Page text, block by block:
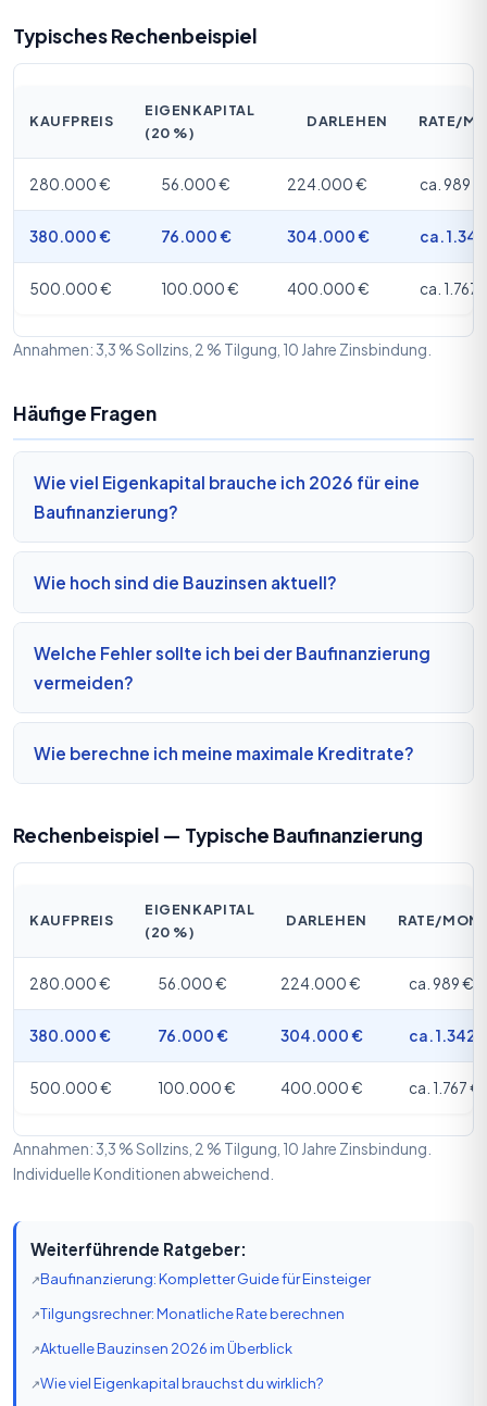
Typisches Rechenbeispiel
KAUFPREIS
EIGENKAPITAL
(20 %)
DARLEHEN RATE/
280.000 € 56.000 € 224.000 € ca. 989 €
380.000 € 76.000 € 304.000 € ca.
500.000 € 100.000 € 400.000 € ca. 1.767
Annahmen: 3,3 % Sollzins, 2 % Tilgung, 10 Jahre Zinsbindung.
Häufige Fragen
Wie viel Eigenkapital brauche ich 2026 für eine
Baufinanzierung?
Wie hoch sind die Bauzinsen aktuell?
Welche Fehler sollte ich bei der Baufinanzierung
vermeiden?
Wie berechne ich meine maximale Kreditrate?
Rechenbeispiel — Typische Baufinanzierung
KAUFPREIS
EIGENKAPITAL
(20 %)
DARLEHEN RATE/
280.000 € 56.000 € 224.000 € ca. 989 €
380.000 € 76.000 € 304.000 € ca. 1.342
500.000 € 100.000 € 400.000 € ca. 1.767 €
Annahmen: 3,3 % Sollzins, 2 % Tilgung, 10 Jahre Zinsbindung.
Individuelle Konditionen abweichend.
Weiterführende Ratgeber:
Baufinanzierung: Kompletter Guide für Einsteiger
Tilgungsrechner: Monatliche Rate berechnen
Aktuelle Bauzinsen 2026 im Überblick
Wie viel Eigenkapital brauchst du wirklich?